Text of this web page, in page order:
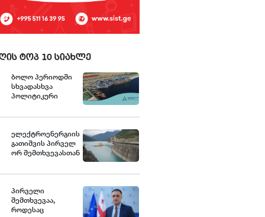
ტოპ 10 სიახლე
ბოლო პერიოდში
სხვადასხვა
პოლიტიკური
ანაკლიის
პორტთან
დაკავშირებით
ვრცელდება
ფაქტობრივად
ინფორმაცია,
თითქოს პროექტის
პარამეტრები
ელექტროენერგიის
გათიშვის პირველ
ორ შემთხვევასთან
ში წარიმართება
ინფორმაციას
მოგვიანებით
დეტალურად
პირველი
შემთხვევაა,
როდესაც